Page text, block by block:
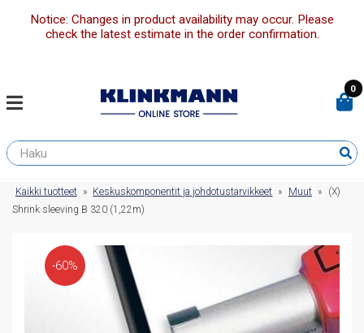
Notice: Changes in product availability may occur. Please
check the latest estimate in the order confirmation.
0
Kaikki tuotteet » Keskuskomponentit ja johdotustarvikkeet » Muut »
(X)
Shrink sleeving B 320 (1,22m)
-60%